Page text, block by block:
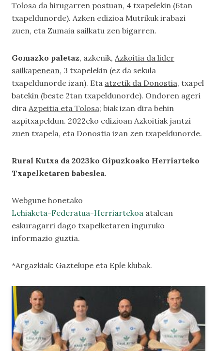
Tolosa da hirugarren postuan, 4 txapelekin (6tan
txapeldunorde). Azken edizioa Mutrikuk irabazi
zuen, eta Zumaia sailkatu zen bigarren.
Gomazko paletaz, azkenik, Azkoitia da lider
sailkapenean, 3 txapelekin (ez da sekula
txapeldunorde izan). Eta atzetik da Donostia, txapel
batekin (beste 2tan txapeldunorde). Ondoren ageri
dira Azpeitia eta Tolosa; biak izan dira behin
azpitxapeldun. 2022eko edizioan Azkoitiak jantzi
zuen txapela, eta Donostia izan zen txapeldunorde.
Rural Kutxa da 2023ko Gipuzkoako Herriarteko
Txapelketaren babeslea.
Webgune honetako
Lehiaketa-Federatua-Herriartekoa atalean
eskuragarri dago txapelketaren inguruko
informazio guztia.
*Argazkiak: Gaztelupe eta Eple klubak.